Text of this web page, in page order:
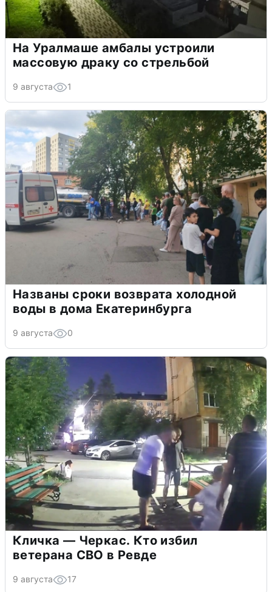
На Уралмаше амбалы устроили
массовую драку со стрельбой
9 августа 1
Названы сроки возврата холодной
воды в дома Екатеринбурга
9 августа 0
Кличка — Черкас. Кто избил
ветерана СВО в Ревде
9 августа 17